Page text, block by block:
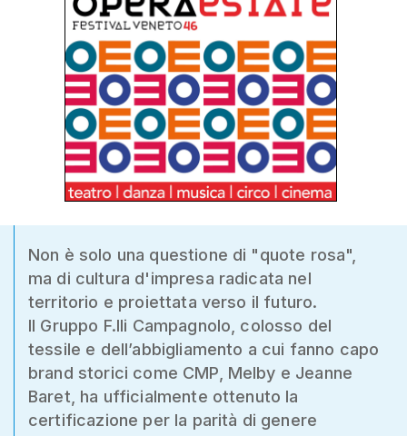
Non è solo una questione di "quote rosa",
ma di cultura d'impresa radicata nel
territorio e proiettata verso il futuro.
Il Gruppo F.lli Campagnolo, colosso del
tessile e dell’abbigliamento a cui fanno capo
brand storici come CMP, Melby e Jeanne
Baret, ha ufficialmente ottenuto la
certificazione per la parità di genere